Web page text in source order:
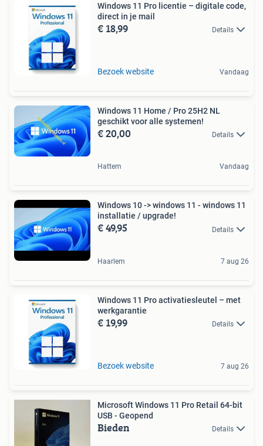
Windows 11 Pro licentie – digitale code,
direct in je mail
€ 18,99 Details
Bezoek website Vandaag
Windows 11 Home / Pro 25H2 NL
geschikt voor alle systemen!
€ 20,00 Details
Hattem Vandaag
Windows 10 -> windows 11 - windows 11
installatie / upgrade!
€ 49,95 Details
Haarlem 7 aug 26
Windows 11 Pro activatiesleutel – met
werkgarantie
€ 19,99 Details
Bezoek website 7 aug 26
Microsoft Windows 11 Pro Retail 64-bit
USB - Geopend
Bieden Details